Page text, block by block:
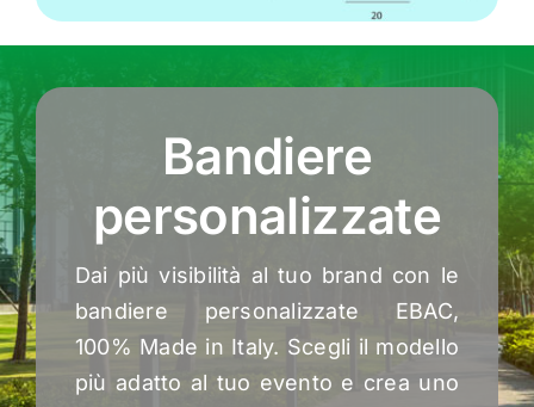
Bandiere
personalizzate
Dai più visibilità al tuo brand con le
bandiere personalizzate EBAC,
100% Made in Italy. Scegli il modello
più adatto al tuo evento e crea uno